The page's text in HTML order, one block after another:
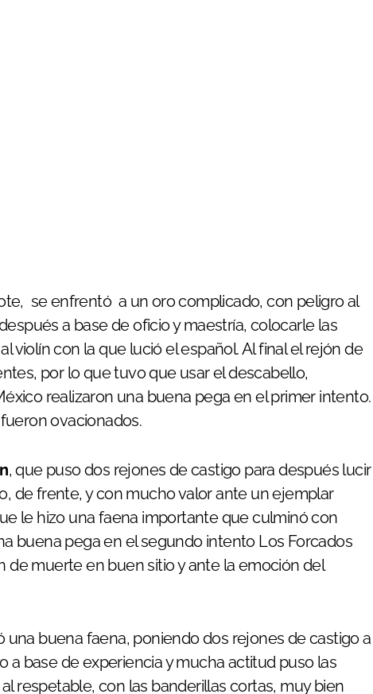
se enfrentó a un oro complicado, con peligro al
a base de oficio y maestría, colocarle las
violín con la que lució el español. Al final el rejón de
por lo que tuvo que usar el descabello,
realizaron una buena pega en el primer intento.
ovacionados.
, que puso dos rejones de castigo para después lucir
de frente, y con mucho valor ante un ejemplar
le hizo una faena importante que culminó con
buena pega en el segundo intento Los Forcados
de muerte en buen sitio y ante la emoción del
una buena faena, poniendo dos rejones de castigo a
base de experiencia y mucha actitud puso las
respetable, con las banderillas cortas, muy bien